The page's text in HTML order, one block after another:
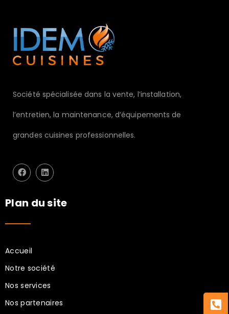
Société spécialisée dans la vente, l’installation,
l’entretien, la maintenance, d’équipements de
grandes cuisines professionnelles.
Plan du site
Accueil
Notre société
Nos services
Nos partenaires